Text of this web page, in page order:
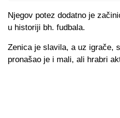
Njegov potez dodatno je
u historiji bh. fudbala.
Zenica je slavila, a uz igrače,
pronašao je i mali, ali hrabri